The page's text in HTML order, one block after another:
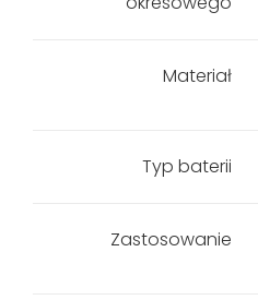
Materiał
Typ baterii
Zastosowanie